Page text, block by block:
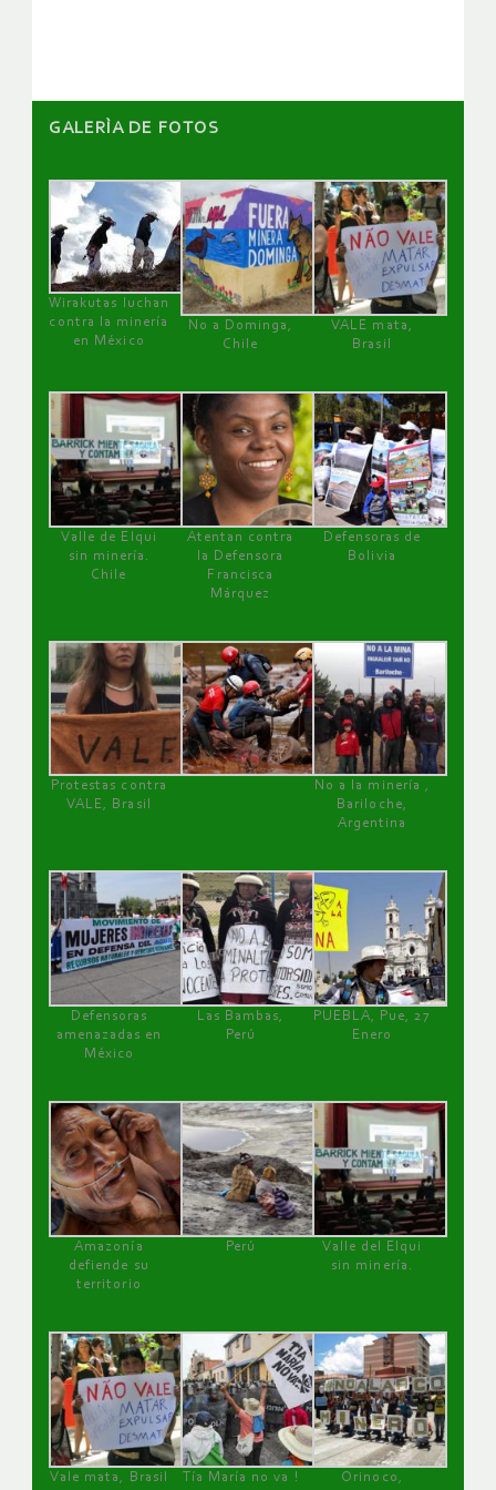
GALERÌA DE FOTOS
Wirakutas luchan
contra la minería
en México
No a Dominga,
Chile
VALE mata,
Brasil
Valle de Elqui
sin minería.
Chile
Atentan contra
la Defensora
Francisca
Márquez
Defensoras de
Bolivia
Protestas contra
VALE, Brasil
No a la minería ,
Bariloche,
Argentina
Defensoras
amenazadas en
México
Las Bambas,
Perú
PUEBLA, Pue, 27
Enero
Amazonía
defiende su
territorio
Perú
Valle del Elqui
sin minería.
Vale mata, Brasil
Tía María no va !
Orinoco,